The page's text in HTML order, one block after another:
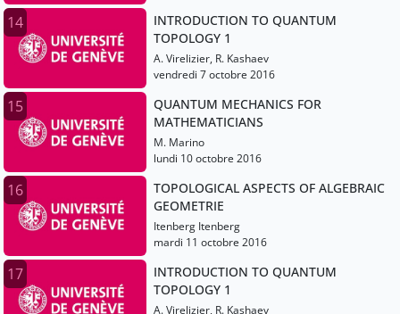
14
INTRODUCTION TO QUANTUM
TOPOLOGY 1
A. Virelizier, R. Kashaev
vendredi 7 octobre 2016
15
QUANTUM MECHANICS FOR
MATHEMATICIANS
M. Marino
lundi 10 octobre 2016
16
TOPOLOGICAL ASPECTS OF ALGEBRAIC
GEOMETRIE
Itenberg Itenberg
mardi 11 octobre 2016
17
INTRODUCTION TO QUANTUM
TOPOLOGY 1
A. Virelizier, R. Kashaev